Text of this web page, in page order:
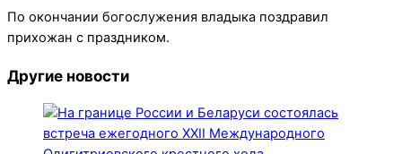
По окончании богослужения владыка поздравил
прихожан с праздником.
Другие новости